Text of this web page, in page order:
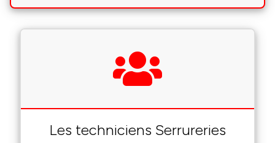
Les techniciens Serrureries